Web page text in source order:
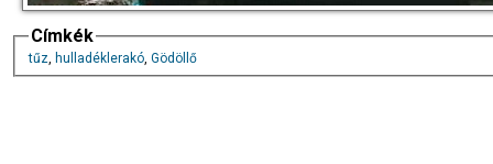
Címkék
tűz, hulladéklerakó, Gödöllő